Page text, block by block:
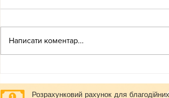
Написати коментар...
Розрахунковий рахунок для